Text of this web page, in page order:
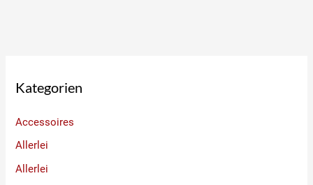
Kategorien
Accessoires
Allerlei
Allerlei